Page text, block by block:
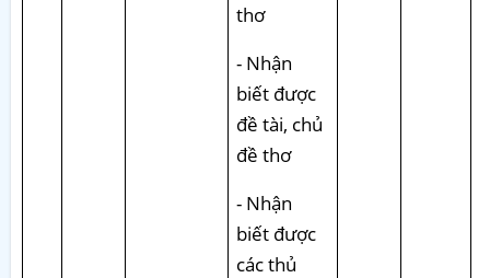
thơ
- Nhận
biết được
đề tài, chủ
đề thơ
- Nhận
biết được
các thủ